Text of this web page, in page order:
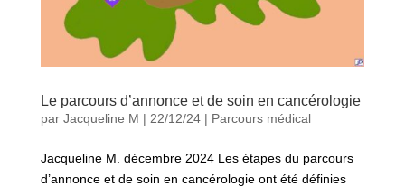
Le parcours d’annonce et de soin en cancérologie
par Jacqueline M | 22/12/24| Parcours médical
Jacqueline M. décembre 2024 Les étapes du parcours
d’annonce et de soin en cancérologie ont été définies